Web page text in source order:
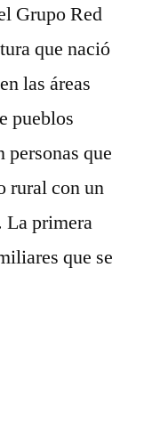
Grupo Red
que nació
las áreas
pueblos
personas que
rural con un
La primera
que se